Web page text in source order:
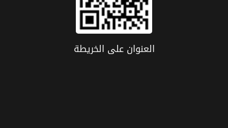
العنوان علی الخریطة